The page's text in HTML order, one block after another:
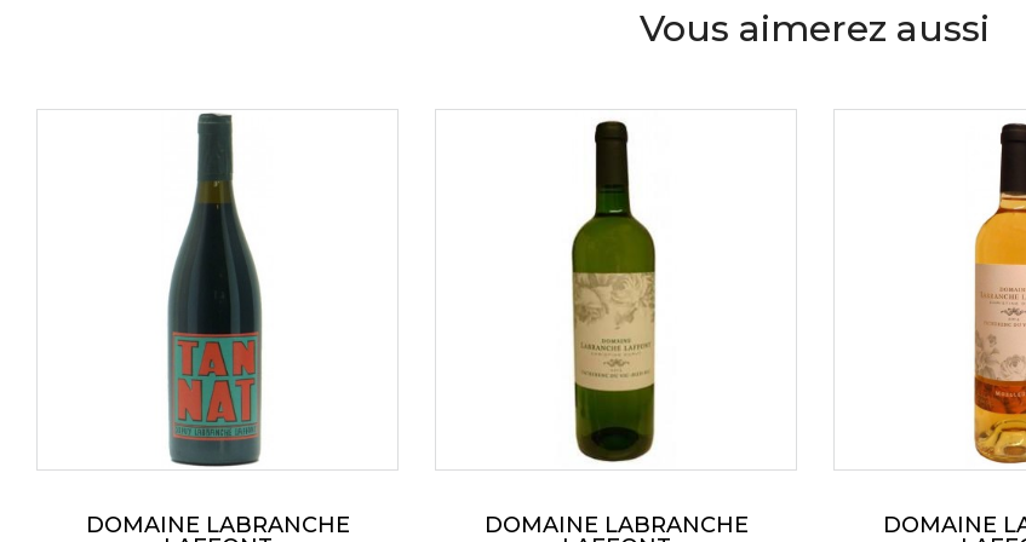
fraiche et
Vous aimerez aussi
DOMAINE LABRANCHE
DOMAINE LABRANCHE
DOMAINE